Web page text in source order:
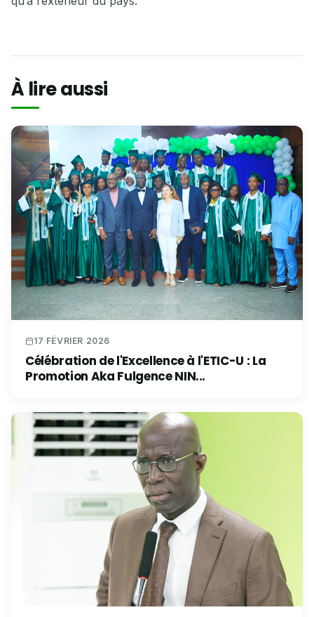
À lire aussi
17 FÉVRIER 2026
Célébration de l'Excellence à l'ETIC-U : La
Promotion Aka Fulgence NIN...